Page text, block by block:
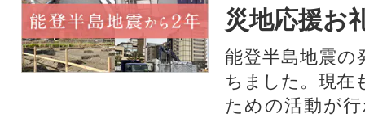
災地応援お
能登半島地震の
ちました。現在
ための活動が